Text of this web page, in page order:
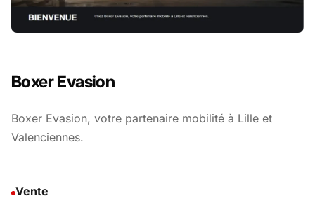
Boxer Evasion
Boxer Evasion, votre partenaire mobilité à Lille et
Valenciennes.
Vente